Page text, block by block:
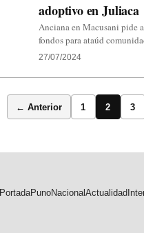
adoptivo en Juliaca
Anciana en Macusani pide
fondos para ataúd
27/07/2024
← Anterior 1 2 3
PortadaPunoNacionalActualidad